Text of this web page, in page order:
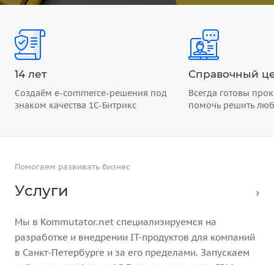
14 лет
Создаём e-commerce-решения под
знаком качества 1С-Битрикс
Справочный
Всегда готовы
помочь решить
Помогаем развивать бизнес
Услуги
Мы в Kommutator.net специализируемся на
разработке и внедрении IT-продуктов для компаний
в Санкт-Петербурге и за его пределами. Запускаем